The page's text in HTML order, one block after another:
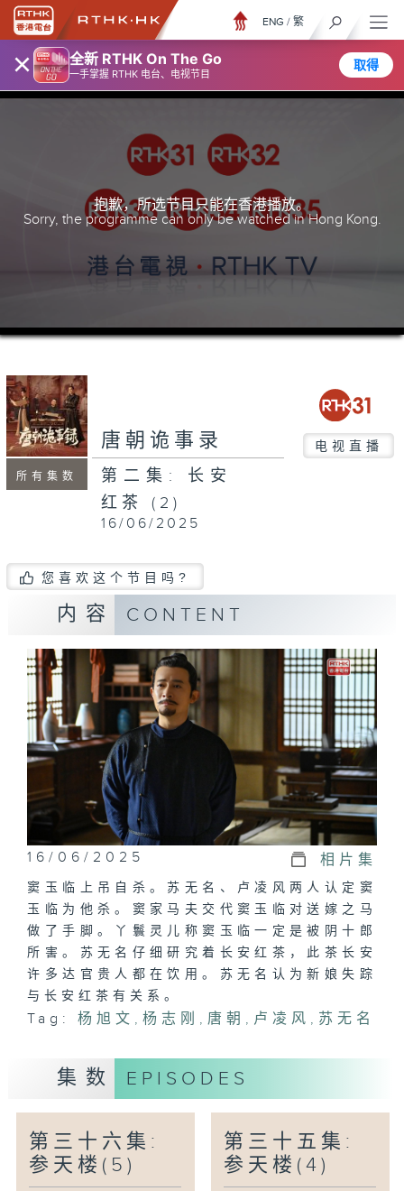
× 全新 RTHK On The Go
一手掌握 RTHK 电台、电视节目
取得
ENG / 繁
抱歉，所选节目只能在香港播放。
Sorry, the programme can only be watched in Hong Kong.
所有集数
唐朝诡事录 电视直播
第二集: 长安
红茶 (2)
16/06/2025
您喜欢这个节目吗?
内容 CONTENT
16/06/2025 相片集
窦玉临上吊自杀。苏无名、卢凌风两人认定窦
玉临为他杀。窦家马夫交代窦玉临对送嫁之马
做了手脚。丫鬟灵儿称窦玉临一定是被阴十郎
所害。苏无名仔细研究着长安红茶，此茶长安
许多达官贵人都在饮用。苏无名认为新娘失踪
与长安红茶有关系。
Tag: 杨旭文 ,杨志刚 , 唐朝 , 卢凌风 , 苏无名
集数 EPISODES
第三十六集:
参天楼(5)
第三十五集:
参天楼(4)